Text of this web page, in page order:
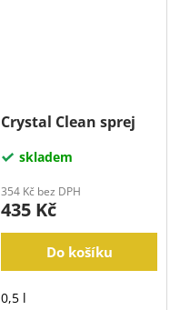
Crystal Clean sprej
skladem
354 Kč bez DPH
435 Kč
Do košíku
0,5 l